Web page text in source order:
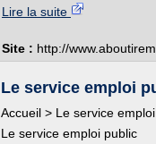
Lire la suite
Site : http://
Le service emploi
Accueil > Le service
Le service emploi public